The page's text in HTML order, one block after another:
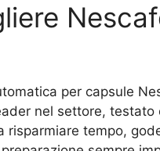
per capsule
nel settore,
risparmiare tempo,